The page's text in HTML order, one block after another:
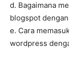
d. Bagaimana
blogspot
e. Cara
wordpress